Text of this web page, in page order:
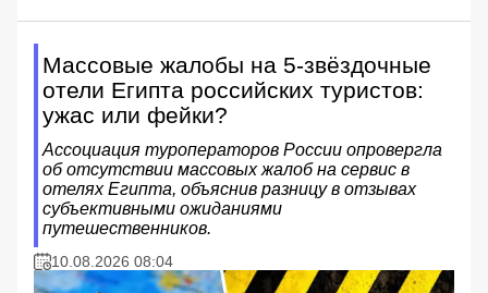
Массовые жалобы на 5-звёздочные
отели Египта российских туристов:
ужас или фейки?
Ассоциация туроператоров России опровергла
об отсутствии массовых жалоб на сервис в
отелях Египта, объяснив разницу в отзывах
субъективными ожиданиями
путешественников.
10.08.2026 08:04